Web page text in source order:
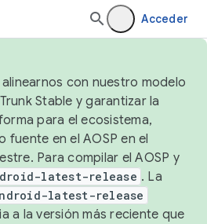
Acceder
con nuestro modelo
Stable y garantizar la
para el ecosistema,
fuente en el AOSP en el
Para compilar el AOSP y
latest-release . La
latest-release
a la versión más reciente que